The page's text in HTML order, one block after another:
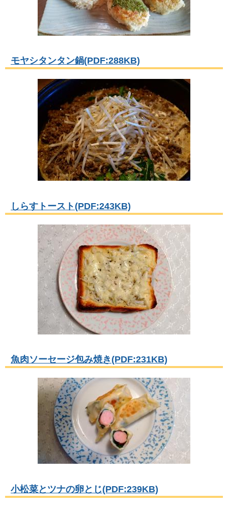
モヤシタンタン鍋(PDF:288KB)
しらすトースト(PDF:243KB)
魚肉ソーセージ包み焼き(PDF:231KB)
小松菜とツナの卵とじ(PDF:239KB)